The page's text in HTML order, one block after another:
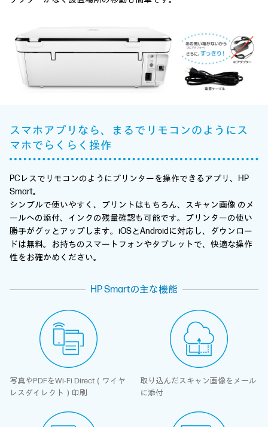
スマホアプリなら、まるでリモコンのようにス
マホでらくらく操作
PCレスでリモコンのようにプリンターを操作できるアプリ、HP
Smart。
シンプルで使いやすく、プリントはもちろん、スキャン画像 のメ
ールへの添付、インクの残量確認も可能です。プリンターの使い
勝手がグッとアップします。iOSとAndroidに対応し、ダウンロー
ドは無料。お持ちのスマートフォンやタブレットで、快適な操作
性をお確かめください。
HP Smartの主な機能
写真やPDFをWi-Fi Direct （ワイヤ
レスダイレクト）印刷
取り込んだスキャン画像を メール
に添付